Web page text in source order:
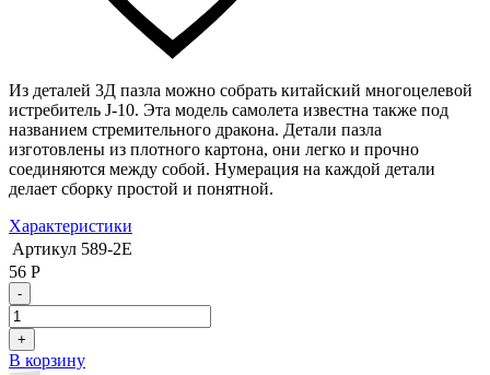
Из деталей 3Д пазла можно собрать китайский многоцелевой
истребитель J-10. Эта модель самолета известна также под
названием стремительного дракона. Детали пазла
изготовлены из плотного картона, они легко и прочно
соединяются между собой. Нумерация на каждой детали
делает сборку простой и понятной.
Характеристики
Артикул 589-2E
56 Р
-
+
В корзину